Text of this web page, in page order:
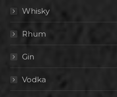
Whisky
Rhum
Gin
Vodka